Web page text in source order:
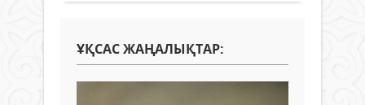
ҰҚСАС ЖАҢАЛЫҚТАР: